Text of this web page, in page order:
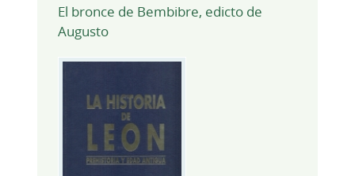
El bronce de Bembibre, edicto de
Augusto